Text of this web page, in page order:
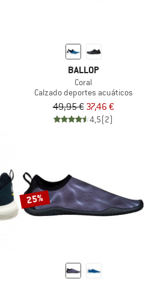
BALLOP
Coral
Calzado deportes acuáticos
49,95 € 37,46 €
4,5(2)
25%